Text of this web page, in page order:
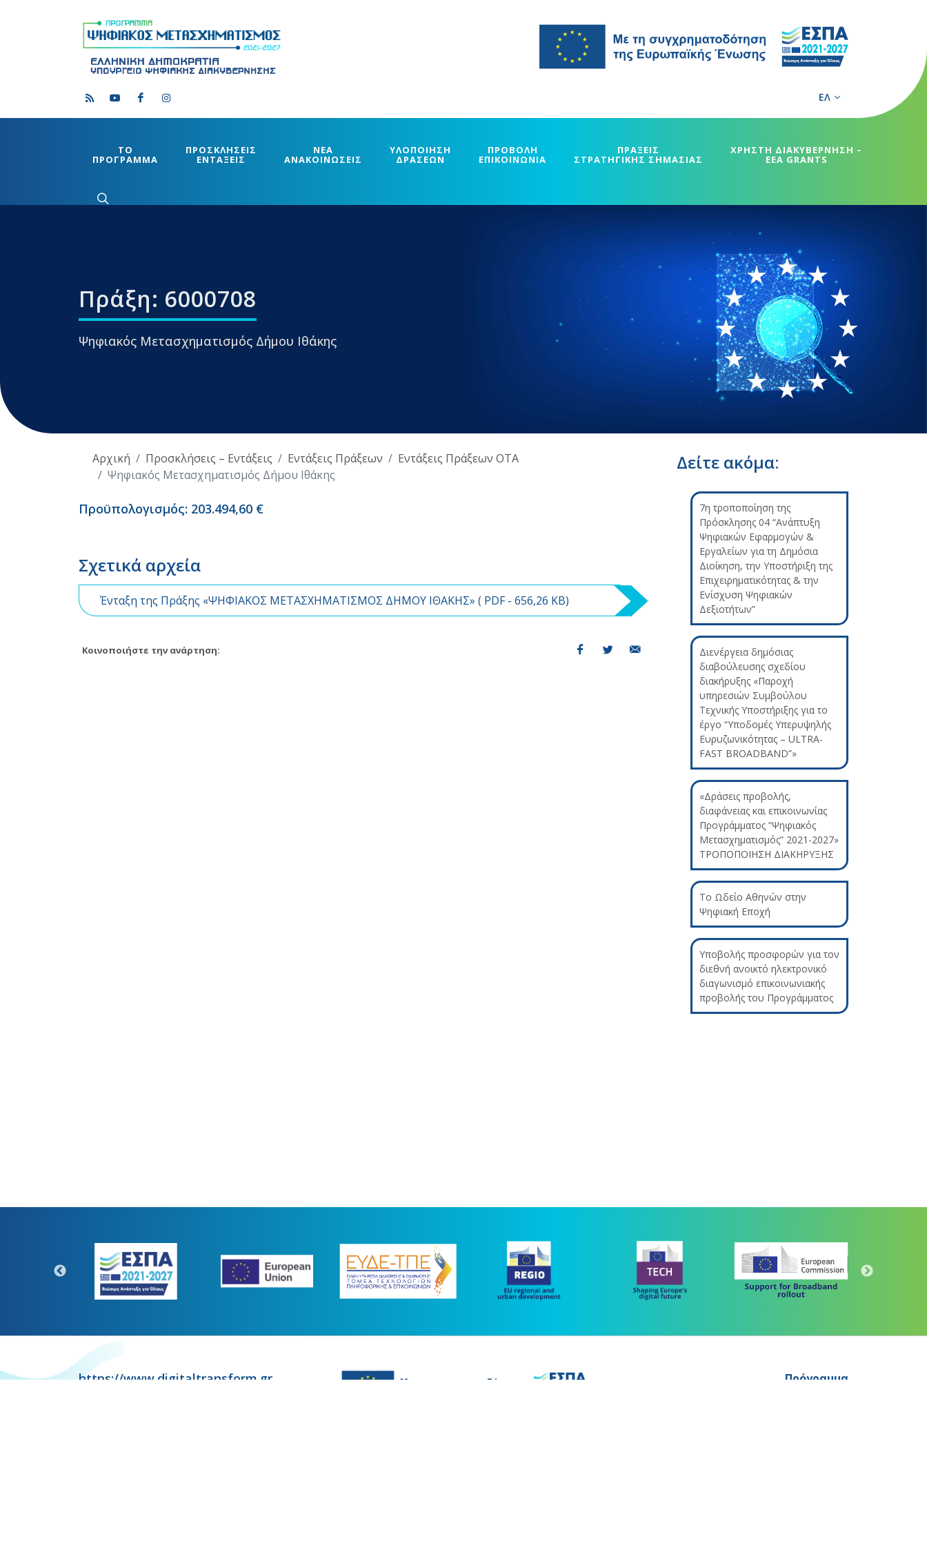
ΕΛ
ΤΟ
ΠΡΟΓΡΑΜΜΑ
ΠΡΟΣΚΛΗΣΕΙΣ
ΕΝΤΑΞΕΙΣ
ΝΕΑ
ΑΝΑΚΟΙΝΩΣΕΙΣ
ΥΛΟΠΟΙΗΣΗ
ΔΡΑΣΕΩΝ
ΠΡΟΒΟΛΗ
ΕΠΙΚΟΙΝΩΝΙΑ
ΠΡΑΞΕΙΣ
ΣΤΡΑΤΗΓΙΚΗΣ ΣΗΜΑΣΙΑΣ
ΧΡΗΣΤΗ ΔΙΑΚΥΒΕΡΝΗΣΗ –
EEA GRANTS
Πράξη: 6000708
Ψηφιακός Μετασχηματισμός Δήμου Ιθάκης
Αρχική Προσκλήσεις – Εντάξεις Εντάξεις Πράξεων
Εντάξεις Πράξεων ΟΤΑ
Ψηφιακός Μετασχηματισμός Δήμου Ιθάκης
Προϋπολογισμός: 203.494,60 €
Σχετικά αρχεία
Ένταξη της Πράξης «ΨΗΦΙΑΚΟΣ ΜΕΤΑΣΧΗΜΑΤΙΣΜΟΣ ΔΗΜΟΥ ΙΘΑΚΗΣ» ( PDF- 656,26 KB)
Κοινοποιήστε την ανάρτηση:
Δείτε ακόμα:
7η τροποποίηση της
Πρόσκλησης 04 “Ανάπτυξη
Ψηφιακών Εφαρμογών &
Εργαλείων για τη Δημόσια
Διοίκηση, την Υποστήριξη της
Επιχειρηματικότητας & την
Ενίσχυση Ψηφιακών
Δεξιοτήτων”
Διενέργεια δημόσιας
διαβούλευσης σχεδίου
διακήρυξης «Παροχή
υπηρεσιών Συμβούλου
Τεχνικής Υποστήριξης για το
έργο “Υποδομές Υπερυψηλής
Ευρυζωνικότητας – ULTRA-
FAST BROADBAND”»
«Δράσεις προβολής,
διαφάνειας και επικοινωνίας
Προγράμματος “Ψηφιακός
Μετασχηματισμός” 2021-2027»
ΤΡΟΠΟΠΟΙΗΣΗ ΔΙΑΚΗΡΥΞΗΣ
Το Ωδείο Αθηνών στην
Ψηφιακή Εποχή
Υποβολής προσφορών για τον
διεθνή ανοικτό ηλεκτρονικό
διαγωνισμό επικοινωνιακής
προβολής του Προγράμματος
https://www.digitaltransform.gr
Πρόγραμμα